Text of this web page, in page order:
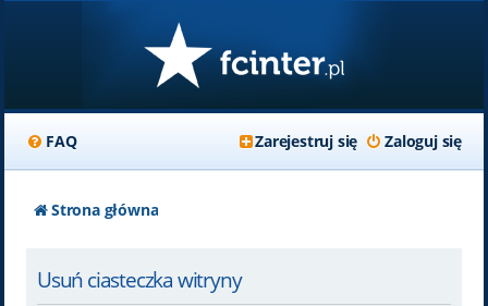
FAQ Zaloguj się
Zarejestruj się
Strona główna
Usuń ciasteczka witryny